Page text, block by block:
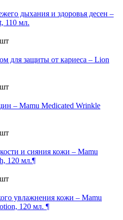
дыхания и здоровья десен –
110 мл.
шт
для защиты от кариеса – Lion
шт
– Mamu Medicated Wrinkle
шт
и сияния кожи – Mamu
120 мл.¶
шт
увлажнения кожи – Mamu
120 мл. ¶